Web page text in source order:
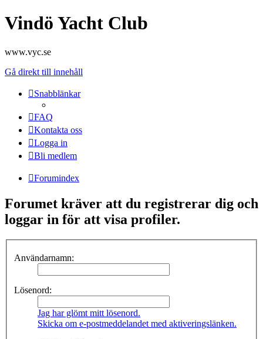
Vindö Yacht Club
www.vyc.se
Gå direkt till innehåll
Snabblänkar
FAQ
Kontakta oss
Logga in
Bli medlem
Forumindex
Forumet kräver att du registrerar dig och
loggar in för att visa profiler.
Användarnamn:
Lösenord:
Jag har glömt mitt lösenord.
Skicka om e-postmeddelandet med aktiveringslänken.